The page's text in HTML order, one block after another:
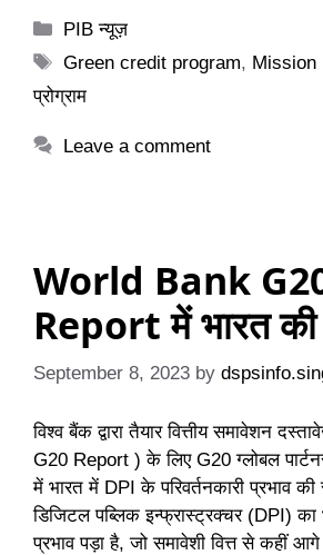
Categories
PIB न्यूज़
Tags
Green credit program, Mission
प्रोग्राम
Leave a comment
World Bank
Report में भारत की
September 8, 2023 by
विश्व बैंक द्वारा तैयार वित्तीय समावेशन
G20 Report ) के लिए G20 ग्लोबल
में भारत में DPI के परिवर्तनकारी प्रभाव की
डिजिटल पब्लिक इन्फ्रास्ट्रक्चर (DPI) का
प्रभाव पड़ा है, जो समावेशी वित्त से कहीं